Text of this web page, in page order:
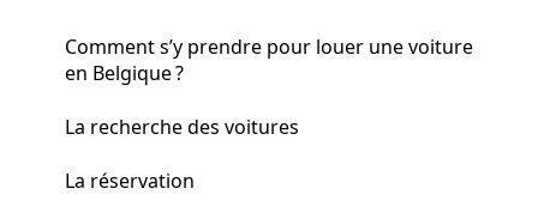
Comment s’y prendre pour louer une voiture
en Belgique ?
La recherche des voitures
La réservation